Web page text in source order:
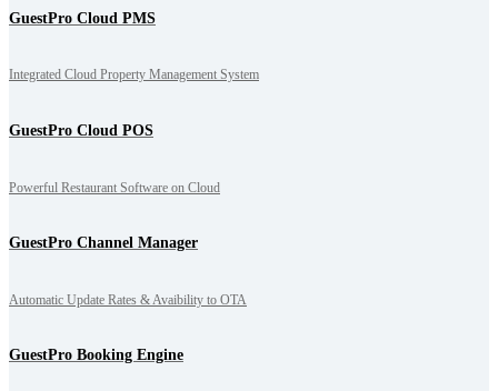
GuestPro Cloud PMS
Integrated Cloud Property Management System
GuestPro Cloud POS
Powerful Restaurant Software on Cloud
GuestPro Channel Manager
Automatic Update Rates & Avaibility to OTA
GuestPro Booking Engine